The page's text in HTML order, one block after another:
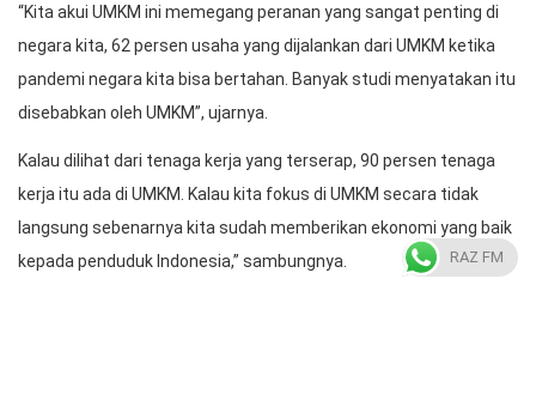
“Kita akui UMKM ini memegang peranan yang sangat penting di
negara kita, 62 persen usaha yang dijalankan dari UMKM ketika
pandemi negara kita bisa bertahan. Banyak studi menyatakan itu
disebabkan oleh UMKM”, ujarnya.
Kalau dilihat dari tenaga kerja yang terserap, 90 persen tenaga
kerja itu ada di UMKM. Kalau kita fokus di UMKM secara tidak
langsung sebenarnya kita sudah memberikan ekonomi yang baik
kepada penduduk Indonesia,” sambungnya.
RAZ FM